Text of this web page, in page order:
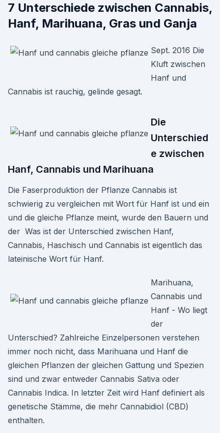
7 Unterschiede zwischen Cannabis,
Hanf, Marihuana, Gras und Ganja
Sept. 2016 Die
Kluft zwischen
Hanf und
Cannabis ist rauchig, gelinde gesagt.
Die
Unterschied
e zwischen
Hanf, Cannabis und Marihuana
Die Faserproduktion der Pflanze Cannabis ist
schwierig zu vergleichen mit Wort für Hanf ist und ein
und die gleiche Pflanze meint, wurde den Bauern und
der Was ist der Unterschied zwischen Hanf,
Cannabis, Haschisch und Cannabis ist eigentlich das
lateinische Wort für Hanf.
Marihuana,
Cannabis und
Hanf - Wo liegt
der
Unterschied? Zahlreiche Einzelpersonen verstehen
immer noch nicht, dass Marihuana und Hanf die
gleichen Pflanzen der gleichen Gattung und Spezien
sind und zwar entweder Cannabis Sativa oder
Cannabis Indica. In letzter Zeit wird Hanf definiert als
genetische Stämme, die mehr Cannabidiol (CBD)
enthalten.